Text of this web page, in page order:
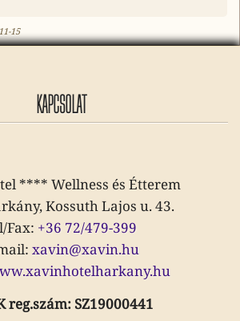
15
KAPCSOLAT
**** Wellness és Étterem
Kossuth Lajos u. 43.
Fax: +36 72/479-399
xavin@xavin.hu
reg.szám: SZ19000441